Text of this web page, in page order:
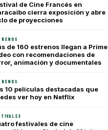
de Cine Francés en
cierra exposición y abre
de proyecciones
de 160 estrenos llegan a Prime
con recomendaciones de
animación y documentales
10 películas destacadas que
ver hoy en Netflix
festivales de cine